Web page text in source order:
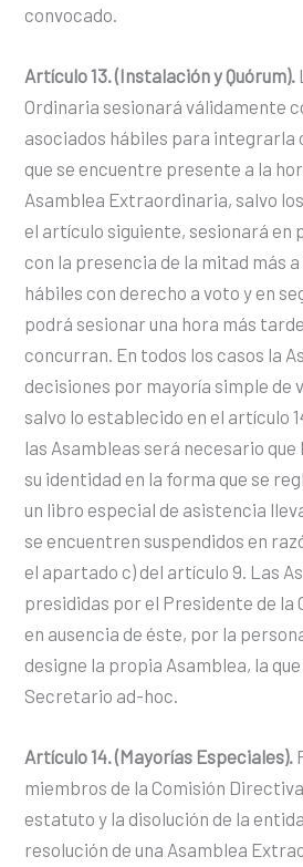
convocado.
Artículo 13. (Instalación y Quórum).
Ordinaria sesionará válidamente
asociados hábiles para integrarla
que se encuentre presente a la
Asamblea Extraordinaria, salvo
el artículo siguiente, sesionará
con la presencia de la mitad más a
hábiles con derecho a voto y en
podrá sesionar una hora más
concurran. En todos los casos la
decisiones por mayoría simple de
salvo lo establecido en el artículo
las Asambleas será necesario
su identidad en la forma que se
un libro especial de asistencia
se encuentren suspendidos en
el apartado c) del artículo 9. Las
presididas por el Presidente de la
en ausencia de éste, por la
designe la propia Asamblea, la
Secretario ad-hoc.
Artículo 14. (Mayorías Especiales).
miembros de la Comisión
estatuto y la disolución de la
resolución de una Asamblea